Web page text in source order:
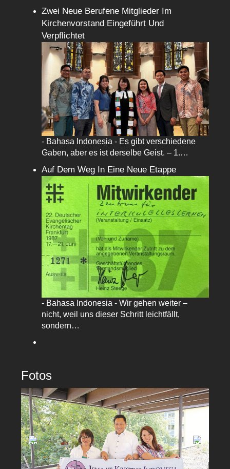
Zwei Neue Berufene Mitglieder Im
Kirchenvorstand Eingeführt Und
Verpflichtet
- Bahasa Indonesia - Es gibt verschiedene
Gaben, aber es ist derselbe Geist. – 1.…
Auf Dem Weg In Eine Neue Etappe
- Bahasa Indonesia - Wir gehen weiter –
nicht, weil uns dieser Schritt leichtfällt,
sondern…
Fotos